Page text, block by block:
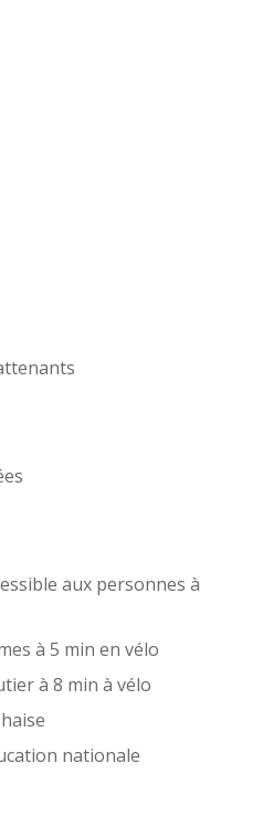
aux personnes à
à 5 min en vélo
à 8 min à vélo
nationale